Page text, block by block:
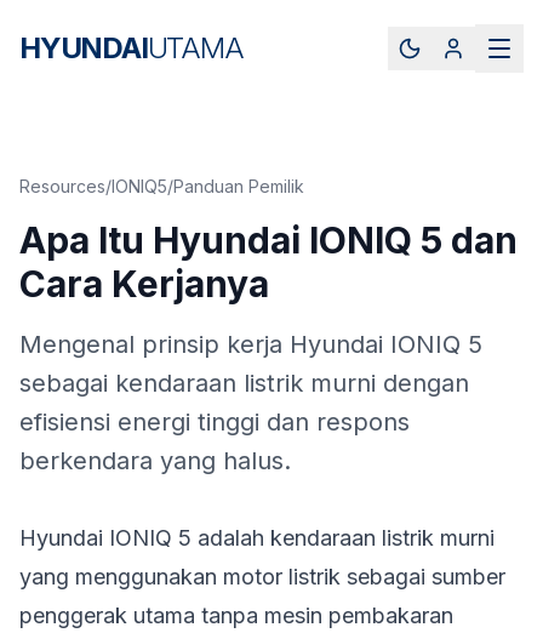
HYUNDAIUTAMA
Resources/IONIQ5/Panduan Pemilik
Apa Itu Hyundai IONIQ 5 dan
Cara Kerjanya
Mengenal prinsip kerja Hyundai IONIQ 5
sebagai kendaraan listrik murni dengan
efisiensi energi tinggi dan respons
berkendara yang halus.
Hyundai IONIQ 5 adalah kendaraan listrik murni
yang menggunakan motor listrik sebagai sumber
penggerak utama tanpa mesin pembakaran